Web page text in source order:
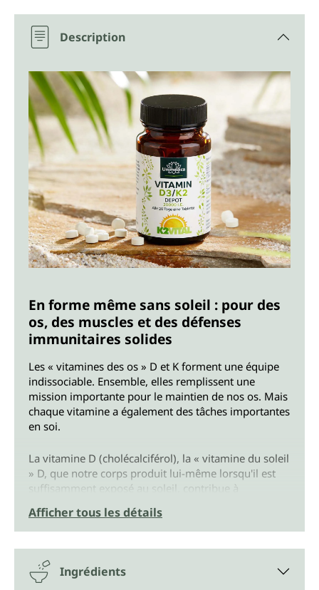
Description
En forme même sans soleil : pour des
os, des muscles et des défenses
immunitaires solides
Les « vitamines des os » D et K forment une équipe
indissociable. Ensemble, elles remplissent une
mission importante pour le maintien de nos os. Mais
chaque vitamine a également des tâches importantes
en soi.
La vitamine D (cholécalciférol), la « vitamine du soleil
» D, que notre corps produit lui-même lorsqu'il est
suffisamment exposé au soleil, contribue à
phosphore et au taux normal de calcium dans le
sang, au maintien d'une fonction musculaire normale
et de dents normales, et contribue au
fonctionnement normal du système immunitaire.
Afficher tous les détails
Ingrédients